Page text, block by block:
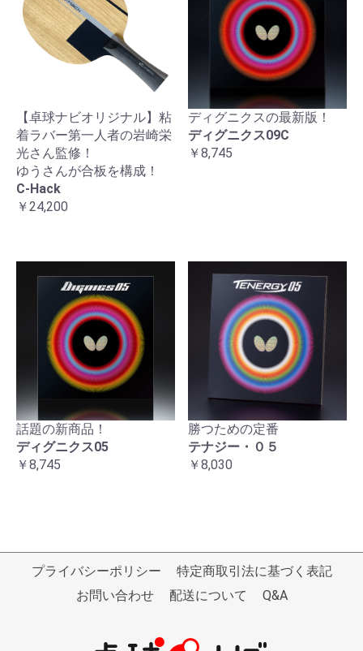
【卓球ナビオリジナル】粘
着ラバー第一人者の岩崎栄
光さん監修！
ゆうさんが合板を構成！
C-Hack
￥24,200
ディグニクスの最新版！
ディグニクス09C
￥8,745
話題の新商品！
ディグニクス05
￥8,745
勝つための定番
テナジー・０５
￥8,030
プライバシーポリシー
特定商取引法に基づく表記
お問い合わせ
配送について Q&A